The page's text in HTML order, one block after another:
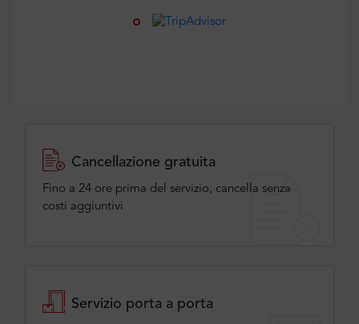
Cancellazione gratuita
Fino a 24 ore prima del servizio, cancella senza
costi aggiuntivi
Servizio porta a porta